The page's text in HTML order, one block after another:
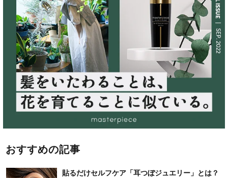
おすすめの記事
貼るだけセルフケア「耳つぼジュエリー」とは？